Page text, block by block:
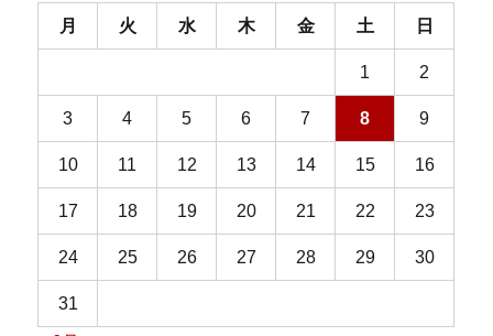
月 火 水 木 金 土 日
1 2
3 4 5 6 7 8 9
10 11 12 13 14 15 16
17 18 19 20 21 22 23
24 25 26 27 28 29 30
31